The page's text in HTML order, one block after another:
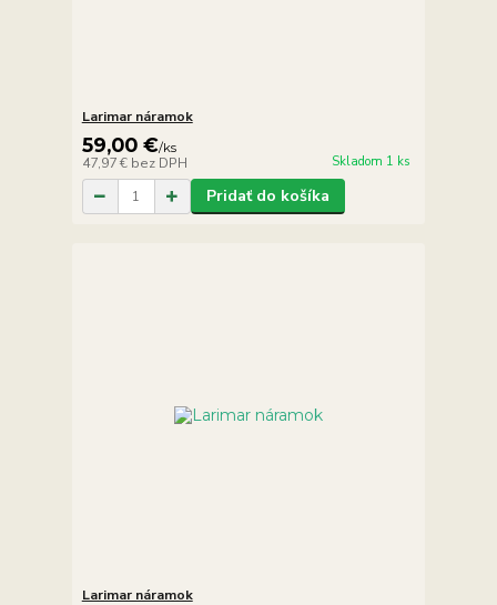
Larimar náramok
59,00 €/ks
47,97 € bez DPH Skladom 1 ks
Pridať do košíka
Larimar náramok